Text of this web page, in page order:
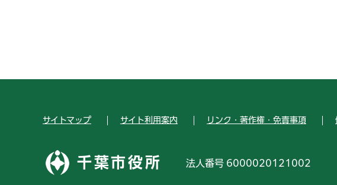
サイトマップ サイト利用案内 リンク・著作権・免責事項
千葉市役所 法人番号 6000020121002